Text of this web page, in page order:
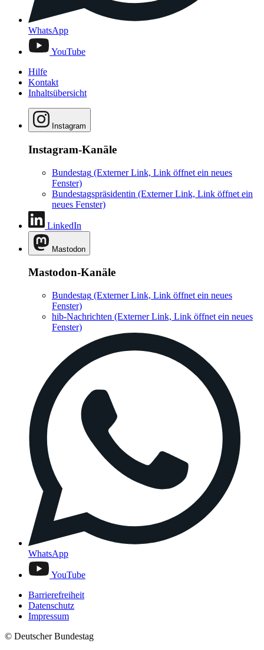
WhatsApp
YouTube
Hilfe
Kontakt
Inhaltsübersicht
Instagram
Instagram-Kanäle
Bundestag (Externer Link, Link öffnet ein neues
Fenster)
Bundestagspräsidentin (Externer Link, Link öffnet ein
neues Fenster)
LinkedIn
Mastodon
Mastodon-Kanäle
Bundestag (Externer Link, Link öffnet ein neues
Fenster)
hib-Nachrichten (Externer Link, Link öffnet ein neues
Fenster)
WhatsApp
YouTube
Barrierefreiheit
Datenschutz
Impressum
© Deutscher Bundestag